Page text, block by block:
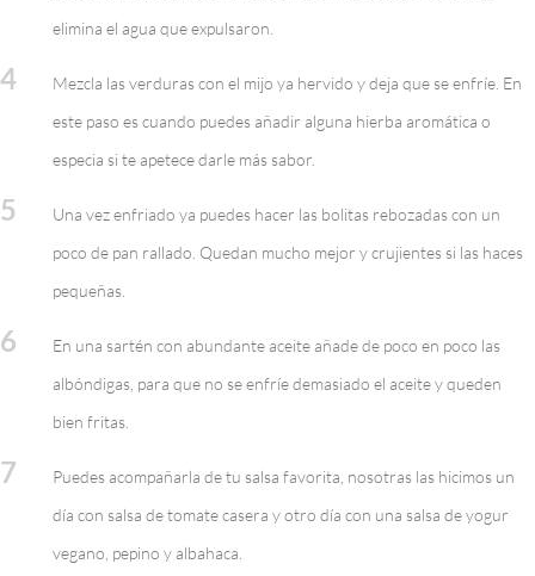
elimina el agua que expulsaron.
4
Mezcla las verduras con el mijo ya hervido y deja que se enfríe. En
este paso es cuando puedes añadir alguna hierba aromática o
especia si te apetece darle más sabor.
5
Una vez enfriado ya puedes hacer las bolitas rebozadas con un
poco de pan rallado. Quedan mucho mejor y crujientes si las haces
pequeñas.
6
En una sartén con abundante aceite añade de poco en poco las
albóndigas, para que no se enfríe demasiado el aceite y queden
bien fritas.
7
Puedes acompañarla de tu salsa favorita, nosotras las hicimos un
día con salsa de tomate casera y otro día con una salsa de yogur
vegano, pepino y albahaca.